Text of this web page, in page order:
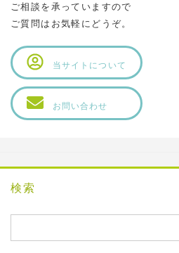
ご相談を承っていますので
ご質問はお気軽にどうぞ。
当サイトについて
お問い合わせ
検索